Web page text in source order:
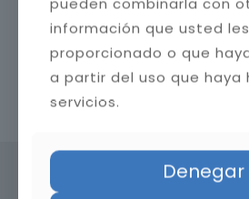
Contacta con
información que usted
proporcionado o que
a partir del uso que haya
servicios.
Denegar